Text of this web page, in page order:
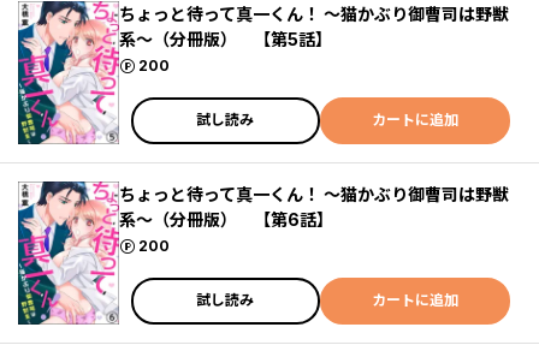
ちょっと待って真一くん！ ～猫かぶり御曹司は野獣
系～（分冊版） 【第5話】
200
ポイント
試し読み カートに追加
ちょっと待って真一くん！ ～猫かぶり御曹司は野獣
系～（分冊版） 【第6話】
200
ポイント
試し読み カートに追加